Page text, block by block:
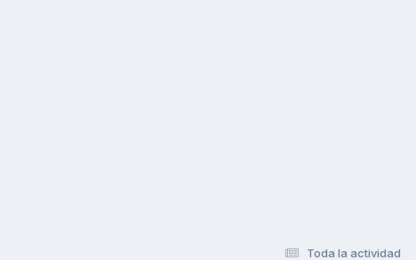
Toda la actividad